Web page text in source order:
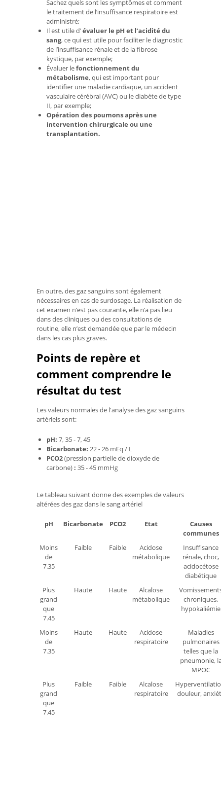
Sachez quels sont les symptômes et comment
le traitement de l’insuffisance respiratoire est
administré;
Il est utile d’évaluer le pH et l’acidité du
sang, ce qui est utile pour faciliter le diagnostic
de l’insuffisance rénale et de la fibrose
kystique, par exemple;
Évaluer lefonctionnement du
métabolisme, qui est important pour
identifier une maladie cardiaque, un accident
vasculaire cérébral (AVC) ou le diabète de type
II, par exemple;
Opération des poumons après une
intervention chirurgicale ou une
transplantation.
En outre, des gaz sanguins sont également
nécessaires en cas de surdosage. La réalisation de
cet examen n’est pas courante, elle n’a pas lieu
dans des cliniques ou des consultations de
routine, elle n’est demandée que par le médecin
dans les cas plus graves.
Points de repère et
comment comprendre le
résultat du test
Les valeurs normales de l'analyse des gaz sanguins
artériels sont:
pH: 7, 35 - 7, 45
Bicarbonate: 22 - 26 mEq / L
PCO2(pression partielle de dioxyde de
carbone): 35 - 45 mmHg
Le tableau suivant donne des exemples de valeurs
altérées des gaz dans le sang artériel
pH Bicarbonate PCO2 Etat
Causes
communes
Moins
de
7.35
Faible Faible
Acidose
métabolique
Insuffisance
rénale, choc,
acidocétose
diabétique
Plus
grand
que
7.45
Haute Haute
Alcalose
métabolique
chroniques,
hypokaliémie
Moins
de
7.35
Haute Haute
Acidose
respiratoire
Maladies
pulmonaires
telles que la
pneumonie,
MPOC
Plus
grand
que
7.45
Faible Faible
Alcalose
respiratoire
douleur,